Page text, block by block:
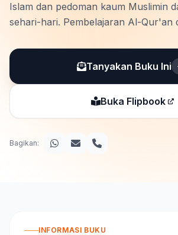
Islam dan pedoman kaum Muslimin
sehari-hari. Pembelajaran Al-Qur'an
dan fondasi keimanan yang kokoh.
pendamping Al-Qur'an dan Hadis
memiliki …
Tanyakan Buku Ini
Buka Flipbook
Bagikan:
INFORMASI BUKU